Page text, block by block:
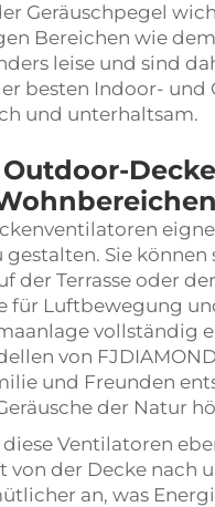
Geräuschpegel
Bereichen wie
leise und sind
besten Indoor-
und unterhaltsam.
Sie
der Terrasse oder
für Luftbewegung
vollständig
von
und Freunden
der Natur
Ventilatoren
von der Decke nach
an, was